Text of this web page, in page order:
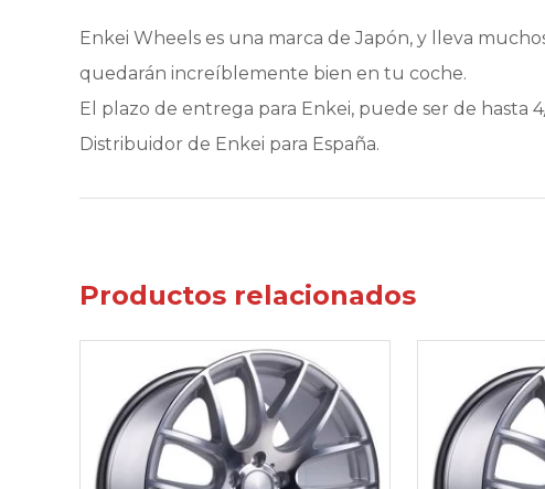
Enkei Wheels es una marca de Japón, y lleva
quedarán increíblemente bien en tu coche.
El plazo de entrega para Enkei, puede ser de hasta
Distribuidor de Enkei para España.
Productos relacionados